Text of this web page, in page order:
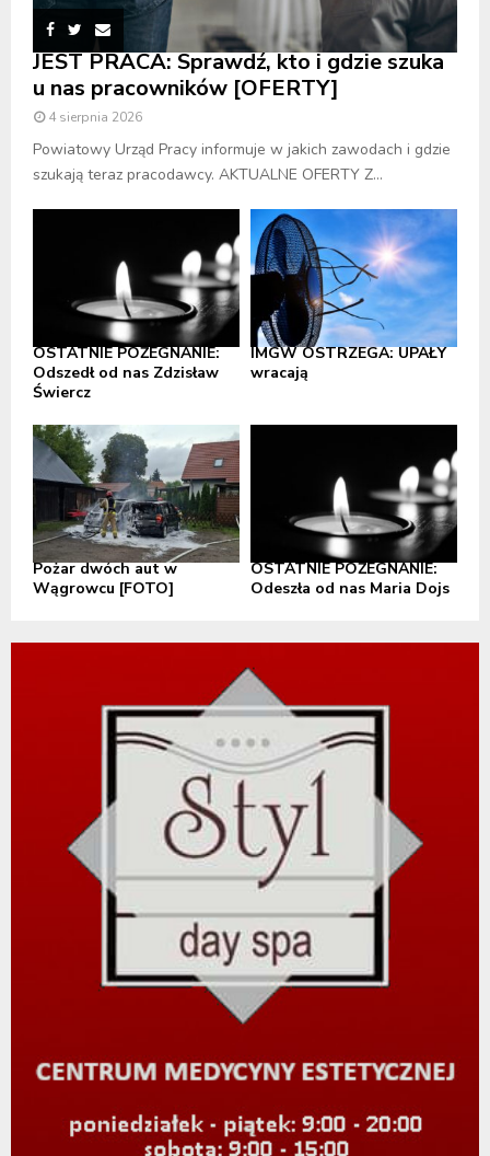
JEST PRACA: Sprawdź, kto i gdzie szuka
u nas pracowników [OFERTY]
4 sierpnia 2026
Powiatowy Urząd Pracy informuje w jakich zawodach i gdzie
szukają teraz pracodawcy. AKTUALNE OFERTY Z...
OSTATNIE POŻEGNANIE:
Odszedł od nas Zdzisław
Świercz
IMGW OSTRZEGA: UPAŁY
wracają
Pożar dwóch aut w
Wągrowcu [FOTO]
OSTATNIE POŻEGNANIE:
Odeszła od nas Maria Dojs